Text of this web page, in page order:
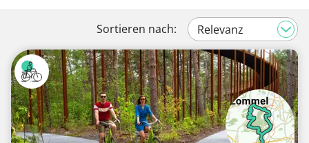
Sortieren nach: